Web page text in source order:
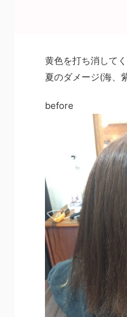
黄色を打ち消して
夏のダメージ(海、
before